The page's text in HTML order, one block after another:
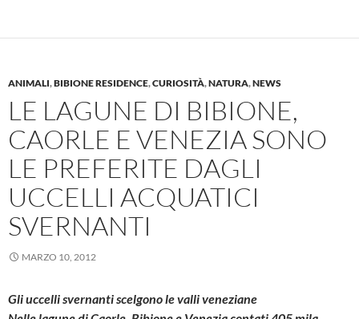
ANIMALI,BIBIONE RESIDENCE,CURIOSITÀ,NATURA,NEWS
LE LAGUNE DI BIBIONE,
CAORLE E VENEZIA SONO
LE PREFERITE DAGLI
UCCELLI ACQUATICI
SVERNANTI
MARZO 10, 2012
Gli uccelli svernanti scelgono le valli veneziane